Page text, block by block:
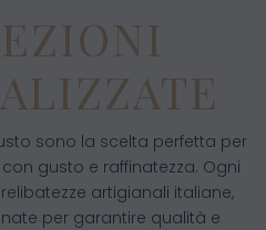
sono la scelta perfetta per
gusto e raffinatezza. Ogni
artigianali italiane,
per garantire qualità e